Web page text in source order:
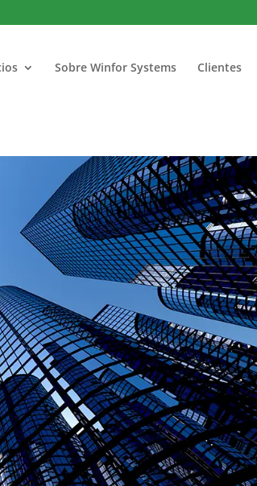
Sobre Winfor Systems Clientes